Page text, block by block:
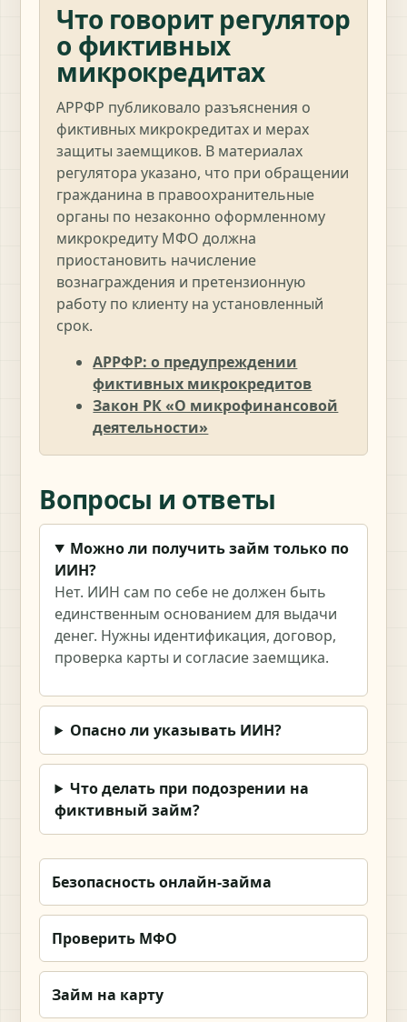
Что говорит регулятор
о фиктивных
микрокредитах
АРРФР публиковало разъяснения о
фиктивных микрокредитах и мерах
защиты заемщиков. В материалах
регулятора указано, что при обращении
гражданина в правоохранительные
органы по незаконно оформленному
микрокредиту МФО должна
приостановить начисление
вознаграждения и претензионную
работу по клиенту на установленный
срок.
АРРФР: о предупреждении
фиктивных микрокредитов
Закон РК «О микрофинансовой
деятельности»
Вопросы и ответы
Можно ли получить займ только по
ИИН?
Нет. ИИН сам по себе не должен быть
единственным основанием для выдачи
денег. Нужны идентификация, договор,
проверка карты и согласие заемщика.
Опасно ли указывать ИИН?
Что делать при подозрении на
фиктивный займ?
Безопасность онлайн-займа
Проверить МФО
Займ на карту